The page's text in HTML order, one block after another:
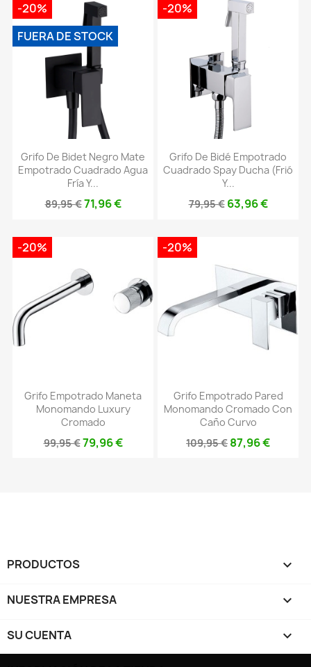
Grifo De Bidet Negro Mate
Empotrado Cuadrado Agua
Fría Y...
89,95 €71,96 €
-20%
FUERA DE STOCK
Grifo De Bidé Empotrado
Cuadrado Spay Ducha (frió
Y...
79,95 € 63,96 €
-20%
Grifo Empotrado Maneta
Monomando Luxury
Cromado
99,95 €79,96 €
-20%
Grifo Empotrado Pared
Monomando Cromado Con
Caño Curvo
109,95 € 87,96 €
-20%
PRODUCTOS 
NUESTRA EMPRESA 
SU CUENTA 